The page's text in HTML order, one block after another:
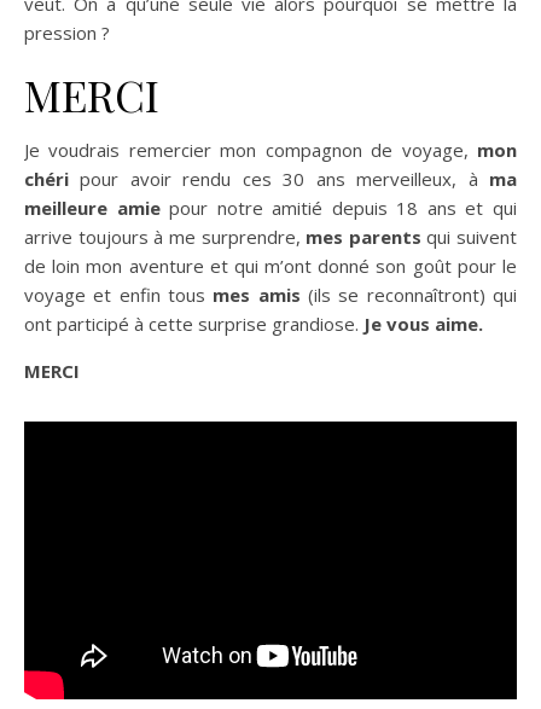
pression ?
MERCI
Je voudrais remercier mon compagnon de voyage, mon
chéri pour avoir rendu ces 30 ans merveilleux, à ma
meilleure amiepour notre amitié depuis 18 ans et qui
arrive toujours à me surprendre, mes parents qui suivent
de loin mon aventure et qui m’ont donné son goût pour le
voyage et enfin tous mes amis (ils se reconnaîtront) qui
ont participé à cette surprise grandiose. Je vous aime.
MERCI